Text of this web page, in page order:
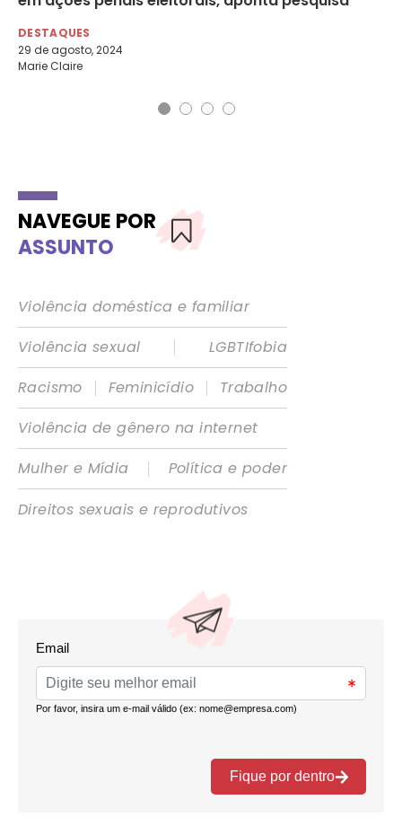
DESTAQUES
29 de agosto, 2024
Marie Claire
NAVEGUE POR
ASSUNTO
Violência doméstica e familiar
Violência sexual
|
LGBTIfobia
Racismo
| Feminicídio |
Trabalho
Violência de gênero na internet
Mulher e Mídia
|
Política e poder
Direitos sexuais e reprodutivos